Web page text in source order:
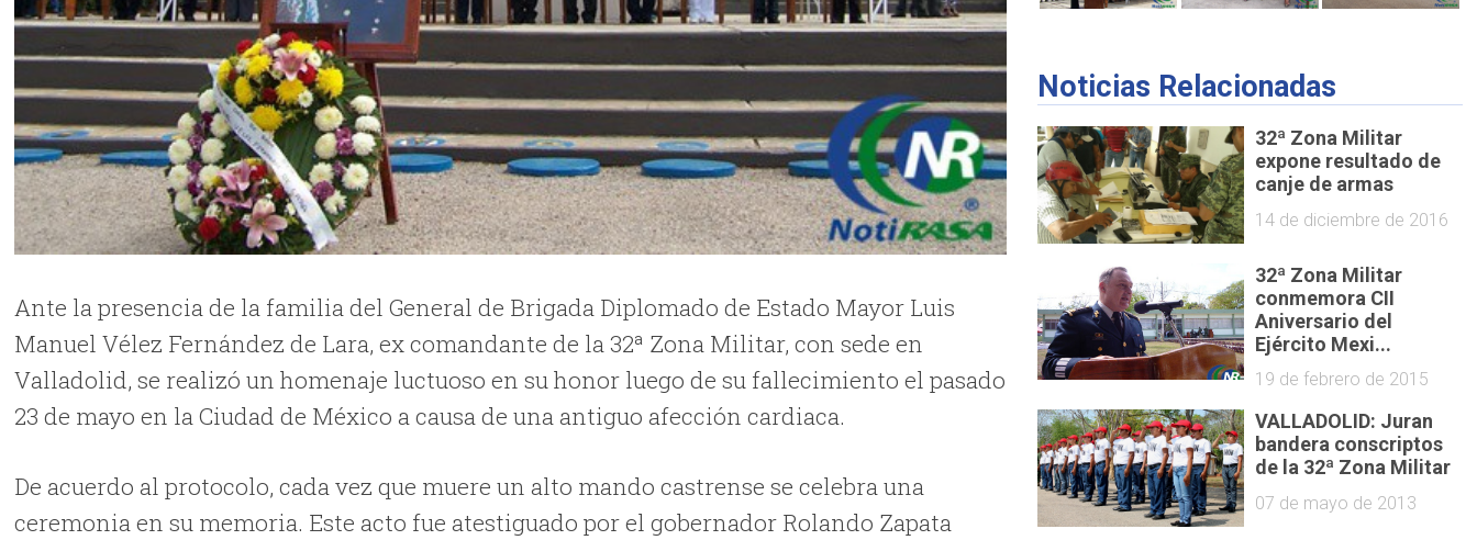
Ante la presencia de la familia del General de Brigada Diplomado de Estado Mayor Luis
Manuel Vélez Fernández de Lara, ex comandante de la 32ª Zona Militar, con sede en
Valladolid, se realizó un homenaje luctuoso en su honor luego de su fallecimiento el pasado
23 de mayo en la Ciudad de México a causa de una antiguo afección cardiaca.
De acuerdo al protocolo, cada vez que muere un alto mando castrense se celebra una
ceremonia en su memoria. Este acto fue atestiguado por el gobernador Rolando Zapata
Noticias Relacionadas
32ª Zona Militar
expone resultado de
canje de armas
14 de diciembre de 2016
32ª Zona Militar
conmemora CII
Aniversario del
Ejército Mexi...
19 de febrero de 2015
VALLADOLID: Juran
bandera conscriptos
de la 32ª Zona Militar
07 de mayo de 2013